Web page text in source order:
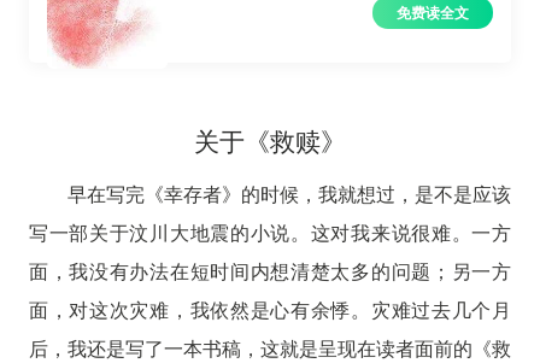
免费读全文
关于《救赎》
早在写完《幸存者》的时候，我就想过，是不是应该
写一部关于汶川大地震的小说。这对我来说很难。一方
面，我没有办法在短时间内想清楚太多的问题；另一方
面，对这次灾难，我依然是心有余悸。灾难过去几个月
后，我还是写了一本书稿，这就是呈现在读者面前的《救